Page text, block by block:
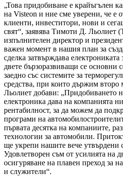
„Това придобиване е крайъгълен
на Visteon и ние сме уверени, че е
клиенти, инвеститори, нови и
свят“, заявява Тимоти Д. Льолиет
изпълнителен директор и
важен момент в нашия план за
сделка затвърждава
двете бързоразвиващи се основни
заедно със системите за
средства, при които държим второ
Льолиет добави: „Придобиването
електроника дава на компанията
рентабилност, за да можем да
програми на
първата десятка на компаниите,
технологии за автомобили.
ще укрепи нашите вече утвърдени
Удовлетворен съм от усилията на
осигуряване на плавен преход за
и служители“.